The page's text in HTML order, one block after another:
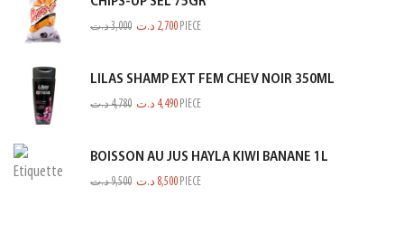
3,000د.ت 2,700 د.ت PIECE
LILAS SHAMP EXT FEM CHEV NOIR 350ML
4,780د.ت 4,490 د.ت PIECE
BOISSON AU JUS HAYLA KIWI BANANE 1L
9,500د.ت 8,500 د.ت PIECE